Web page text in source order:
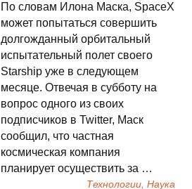
По словам Илона Маска, SpaceX
может попытаться совершить
долгожданный орбитальный
испытательный полет своего
Starship уже в следующем
месяце. Отвечая в субботу на
вопрос одного из своих
подписчиков в Twitter, Маск
сообщил, что частная
космическая компания
планирует осуществить за …
Технологии, Наука